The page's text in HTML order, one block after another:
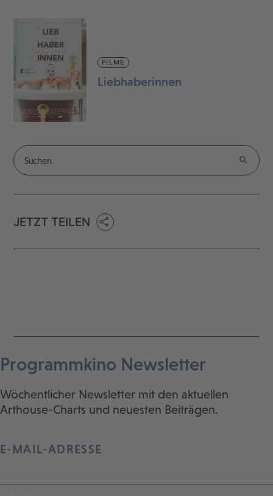
FILME
Liebhaberinnen
JETZT TEILEN
Programmkino Newsletter
Wöchentlicher Newsletter mit den aktuellen
Arthouse-Charts und neuesten Beiträgen.
E-MAIL-ADRESSE